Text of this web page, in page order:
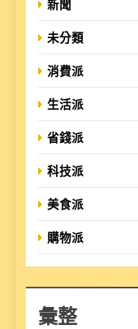
新聞
未分類
消費派
生活派
省錢派
科技派
美食派
購物派
彙整